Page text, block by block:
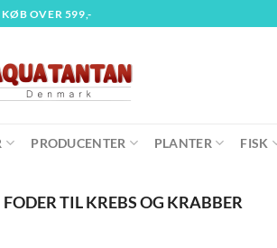
KØB OVER 599,-
PRODUCENTER PLANTER FISK
FODER TIL KREBS OG KRABBER